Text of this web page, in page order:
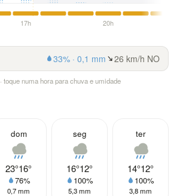
17h 20h
33% · 0,1 mm 26 km/h NO
toque numa hora para chuva e umidade
dom
23°16°
76%
0,7 mm
seg
16°12°
100%
5,3 mm
ter
14°12°
100%
3,8 mm